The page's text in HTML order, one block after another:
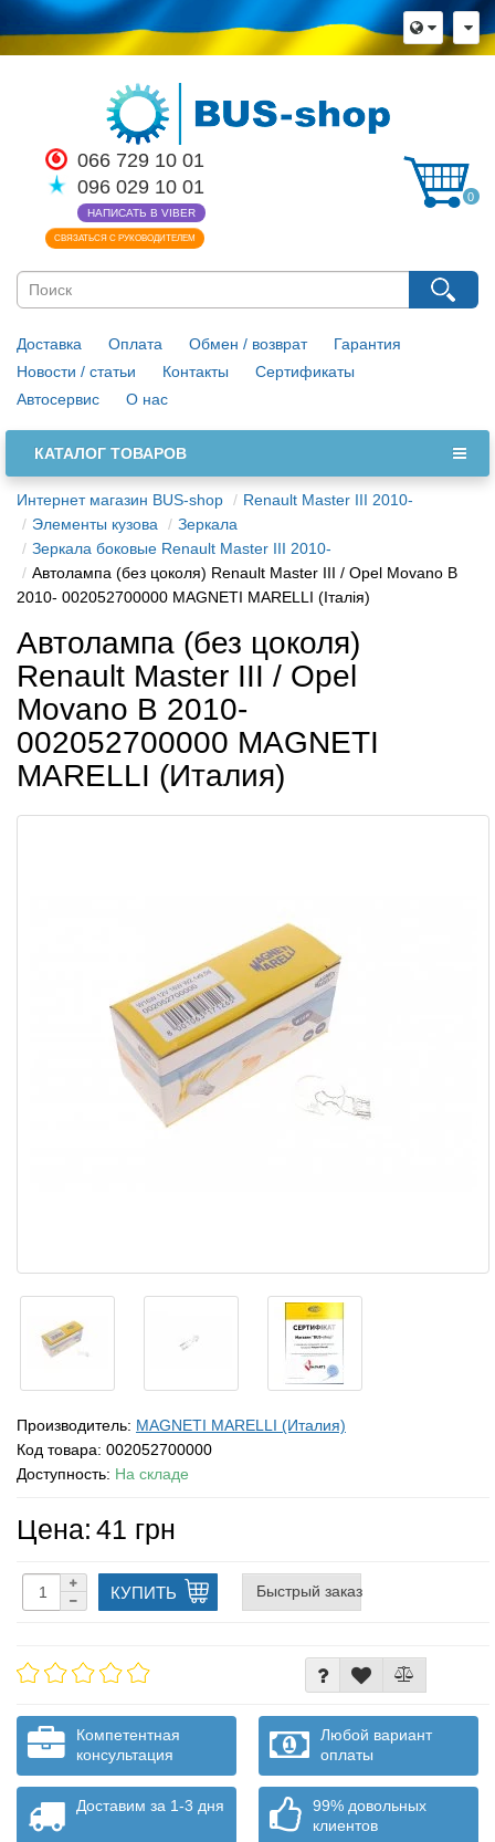
066 729 10 01
096 029 10 01
НАПИСАТЬ В VIBER
СВЯЗАТЬСЯ С РУКОВОДИТЕЛЕМ
0
Доставка Оплата Обмен / возврат
Гарантия
Новости / статьи
Контакты
Сертификаты
Автосервис
О нас
КАТАЛОГ ТОВАРОВ
Интернет магазин BUS-shop
Renault Master III 2010-
Элементы кузова
Зеркала
Зеркала боковые Renault Master III 2010-
Автолампа (без цоколя) Renault Master III / Opel Movano B
2010- 002052700000 MAGNETI MARELLI (Італія)
Автолампа (без цоколя)
Renault Master III / Opel
Movano B 2010-
002052700000 MAGNETI
MARELLI (Италия)
Производитель: MAGNETI MARELLI (Италия)
Код товара: 002052700000
Доступность: На складе
Цена: 41 грн
КУПИТЬ Быстрый заказ
Компетентная
консультация
Любой вариант
оплаты
Доставим за 1-3 дня
99% довольных
клиентов